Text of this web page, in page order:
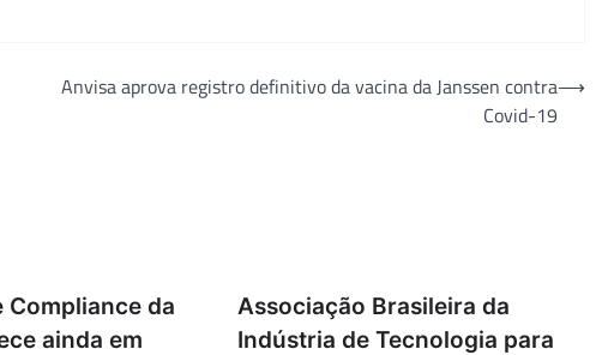
Anvisa aprova registro definitivo da vacina da Janssen contra
Covid-19
⟶
Compliance da
ainda em
Associação Brasileira da
Indústria de Tecnologia para